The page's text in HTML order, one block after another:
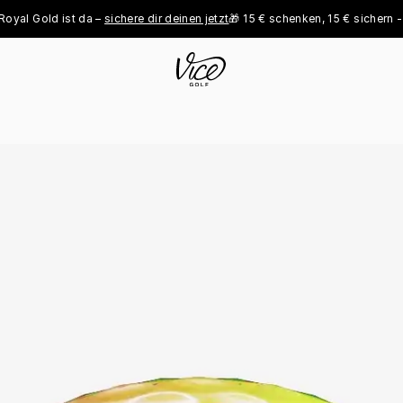
ist da – sichere dir deinen jetzt🎁 15 € schenken, 15 € sichern - jetzt